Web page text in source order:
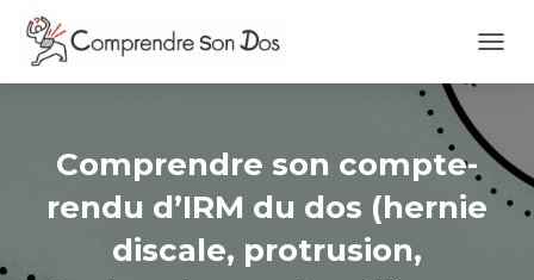
U
I
/
Comprendre son compte-
rendu d’IRM du dos (hernie
discale, protrusion,